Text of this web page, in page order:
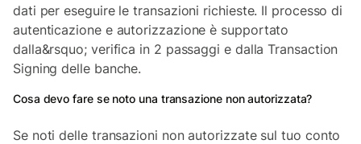
dati per eseguire le transazioni richieste. Il processo di
autenticazione e autorizzazione è supportato
dalla&rsquo; verifica in 2 passaggi e dalla Transaction
Signing delle banche.
Cosa devo fare se noto una transazione non autorizzata?
Se noti delle transazioni non autorizzate sul tuo conto